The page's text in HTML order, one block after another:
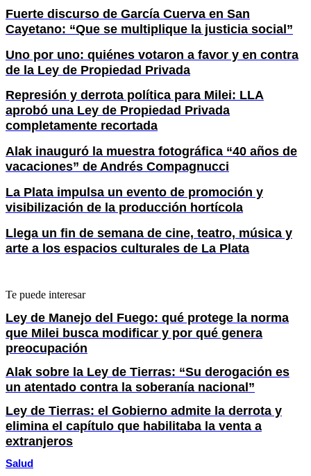
Fuerte discurso de García Cuerva en San
Cayetano: “Que se multiplique la justicia social”
Uno por uno: quiénes votaron a favor y en contra
de la Ley de Propiedad Privada
Represión y derrota política para Milei: LLA
aprobó una Ley de Propiedad Privada
completamente recortada
Alak inauguró la muestra fotográfica “40 años de
vacaciones” de Andrés Compagnucci
La Plata impulsa un evento de promoción y
visibilización de la producción hortícola
Llega un fin de semana de cine, teatro, música y
arte a los espacios culturales de La Plata
Te puede interesar
Ley de Manejo del Fuego: qué protege la norma
que Milei busca modificar y por qué genera
preocupación
Alak sobre la Ley de Tierras: “Su derogación es
un atentado contra la soberanía nacional”
Ley de Tierras: el Gobierno admite la derrota y
elimina el capítulo que habilitaba la venta a
extranjeros
Salud